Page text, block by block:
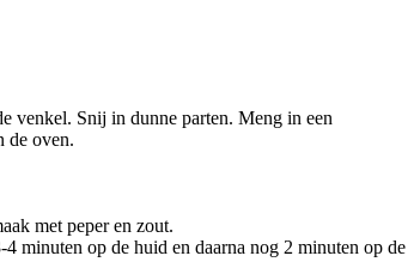
venkel. Snij in dunne parten. Meng in een
de oven.
met peper en zout.
minuten op de huid en daarna nog 2 minuten op de